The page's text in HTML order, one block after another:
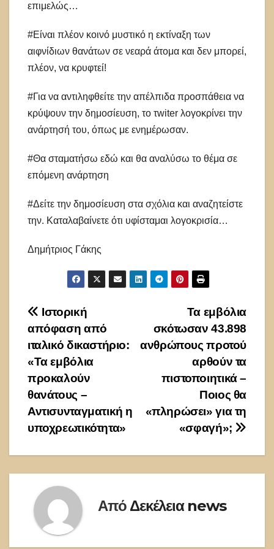
επιμελώς…
#Είναι πλέον κοινό μυστικό η εκτίναξη των
αιφνίδιων θανάτων σε νεαρά άτομα και δεν μπορεί,
πλέον, να κρυφτεί!
#Για να αντιληφθείτε την απέλπιδα προσπάθεια να
κρύψουν την δημοσίευση, το τwiter λογοκρίνει την
ανάρτησή του, όπως με ενημέρωσαν.
#Θα σταματήσω εδώ και θα αναλύσω το θέμα σε
επόμενη ανάρτηση
#Δείτε την δημοσίευση στα σχόλια και αναζητείστε
την. Καταλαβαίνετε ότι υφίσταμαι λογοκρισία…
Δημήτριος Γάκης
Πλοήγηση
άρθρων
Τα εμβόλια
σκότωσαν 43.898
ανθρώπους προτού
αρθούν τα
πιστοποιητικά –
Ποιος θα
«πληρώσει» για τη
«σφαγή»;
Ιστορική
απόφαση από
ιταλικό δικαστήριο:
«Τα εμβόλια
προκαλούν
θανάτους –
Αντισυνταγματική η
υποχρεωτικότητα»
Από Δεκέλεια news